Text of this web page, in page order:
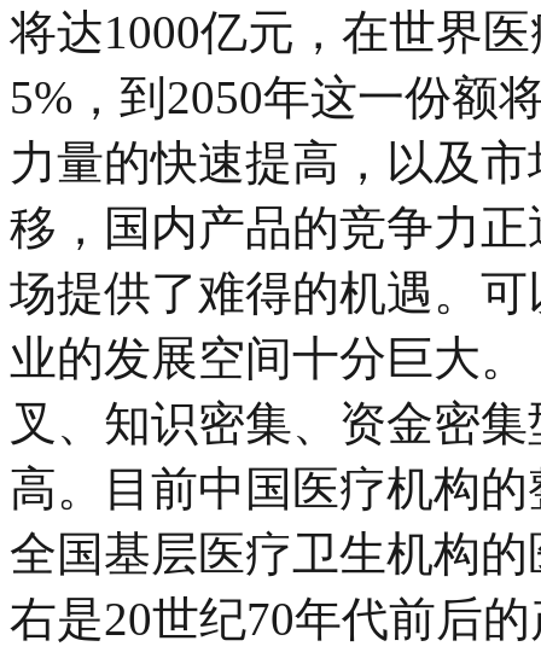
将达1000亿元，在世界
5%，到2050年这一份额
力量的快速提高，以及
移，国内产品的竞争力
场提供了难得的机遇。
业的发展空间十分巨大
叉、知识密集、资金密
高。目前中国医疗机构
全国基层医疗卫生机构
右是20世纪70年代前后